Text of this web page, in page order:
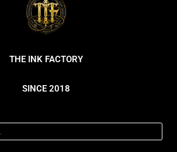
THE INK FACTORY
SINCE 2018